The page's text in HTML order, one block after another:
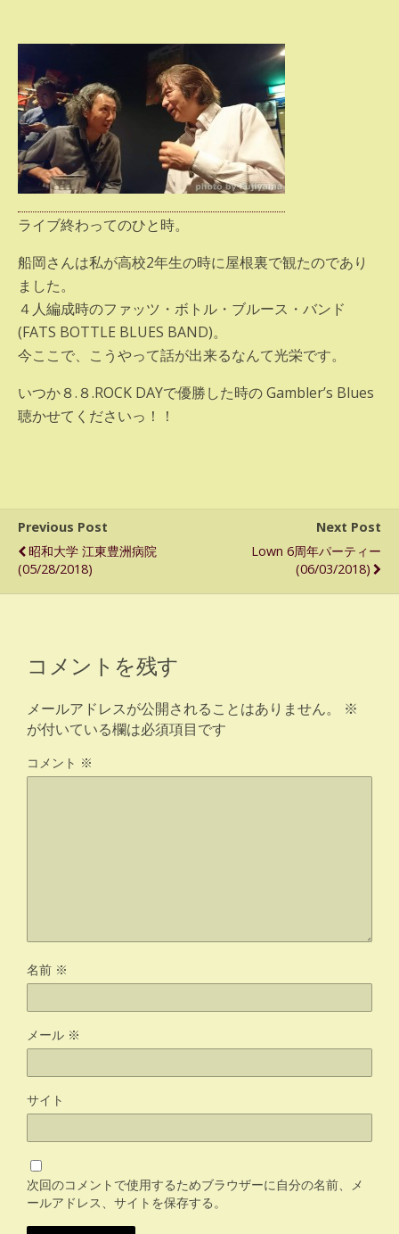
ライブ終わってのひと時。
船岡さんは私が高校2年生の時に屋根裏で観たのであり
ました。
４人編成時のファッツ・ボトル・ブルース・バンド
(FATS BOTTLE BLUES BAND)。
今ここで、こうやって話が出来るなんて光栄です。
いつか８.８.ROCK DAYで優勝した時の Gambler’s Blues
聴かせてくださいっ！！
Previous Post
昭和大学 江東豊洲病院
(05/28/2018)
Next Post
Lown 6周年パーティー
(06/03/2018)
コメントを残す
メールアドレスが公開されることはありません。
※
が付いている欄は必須項目です
コメント ※
名前 ※
メール ※
サイト
次回のコメントで使用するためブラウザーに自分の名前、メ
ールアドレス、サイトを保存する。